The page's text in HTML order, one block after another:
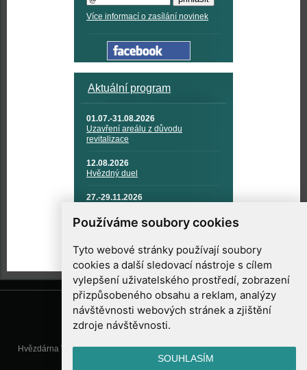
Používáme soubory cookies
Tyto webové stránky používají soubory
cookies a další sledovací nástroje s cílem
vylepšení uživatelského prostředí, zobrazení
přizpůsobeného obsahu a reklam, analýzy
návštěvnosti webových stránek a zjištění
zdroje návštěvnosti.
SOUHLASÍM
Více informací o zasílání novinek
Aktuální program
01.07.-31.08.2026
Uzavření areálu z důvodu
revitalizace
12.08.2026
Hvězdný duel
27.-29.11.2026
TECHNIKA A KOSMICKÉ
TECHNOLOGIE
Hvězdárna Valašské Meziříčí, příspěvková organizace, Vsetínská 78, 757
01 Valašské Meziříčí